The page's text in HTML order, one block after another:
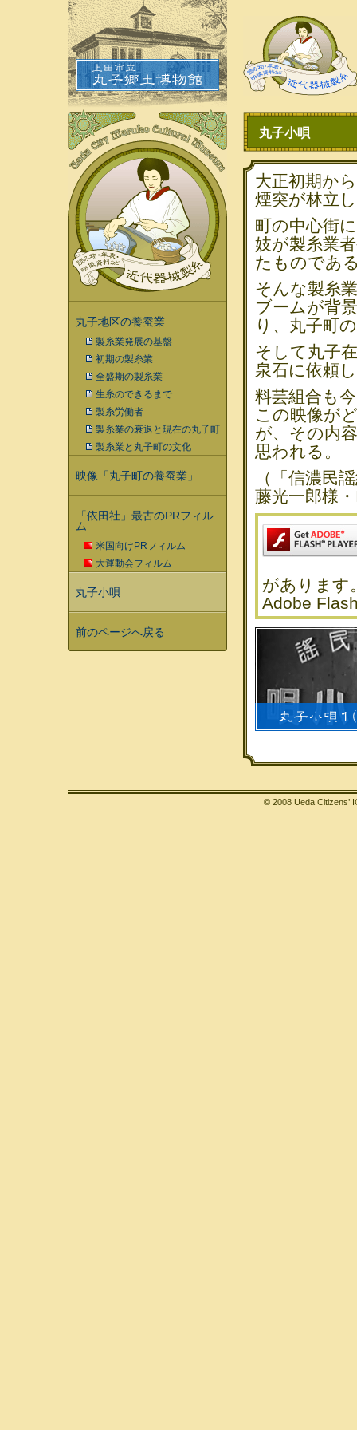
丸子小唄
大正初期か
煙突が林立
町の中心街
妓が製糸業
たものであ
そんな製糸
ブームが背
り、丸子町
そして丸子
泉石に依頼
料芸組合も
この映像が
が、その内
思われる。
（「信濃民
藤光一郎様
があります
Adobe
丸子地区の養蚕業
製糸業発展の基盤
初期の製糸業
全盛期の製糸業
生糸のできるまで
製糸労働者
製糸業の衰退と現在の丸子町
製糸業と丸子町の文化
映像「丸子町の養蚕業」
「依田社」最古のPRフィル
ム
米国向けPRフィルム
大運動会フィルム
丸子小唄
前のページへ戻る
© 2008 Ueda Citizens’